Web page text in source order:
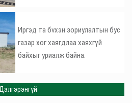
Иргэд та бvхэн зориулалтын бус
газар хог хаягдлаа хаяхгүй
байхыг уриалж байна.
Дэлгэрэнгүй